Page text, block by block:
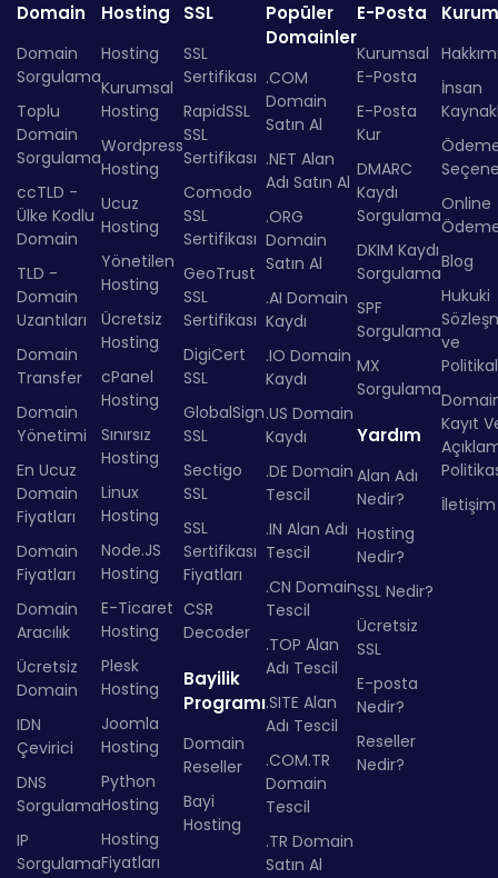
Domain
Domain
Sorgulama
Toplu
Domain
Sorgulama
ccTLD -
Ülke Kodlu
Domain
TLD -
Domain
Uzantıları
Domain
Transfer
Domain
Yönetimi
En Ucuz
Domain
Fiyatları
Domain
Fiyatları
Domain
Aracılık
Ücretsiz
Domain
IDN
Çevirici
DNS
Sorgulama
IP
Sorgulama
Hosting
Hosting
Kurumsal
Hosting
Wordpress
Hosting
Ucuz
Hosting
Yönetilen
Hosting
Ücretsiz
Hosting
cPanel
Hosting
Sınırsız
Hosting
Linux
Hosting
Node.JS
Hosting
E-Ticaret
Hosting
Plesk
Hosting
Joomla
Hosting
Python
Hosting
Hosting
Fiyatları
SSL
SSL
Sertifikası
RapidSSL
SSL
Sertifikası
Comodo
SSL
Sertifikası
GeoTrust
SSL
Sertifikası
DigiCert
SSL
GlobalSign
SSL
Sectigo
SSL
SSL
Sertifikası
Fiyatları
CSR
Decoder
Bayilik
Programı
Domain
Reseller
Bayi
Hosting
Popüler
Domainler
.COM
Domain
Satın Al
.NET Alan
Adı Satın Al
.ORG
Domain
Satın Al
.AI Domain
Kaydı
.IO Domain
Kaydı
.US Domain
Kaydı
.DE Domain
Tescil
.IN Alan Adı
Tescil
.CN Domain
Tescil
.TOP Alan
Adı Tescil
.SITE Alan
Adı Tescil
.COM.TR
Domain
Tescil
.TR Domain
Satın Al
E-Posta
Kurumsal
E-Posta
E-Posta
Kur
DMARC
Kaydı
Sorgulama
DKIM Kaydı
Sorgulama
SPF
Sorgulama
MX
Sorgulama
Yardım
Alan Adı
Nedir?
Hosting
Nedir?
SSL Nedir?
Ücretsiz
SSL
E-posta
Nedir?
Reseller
Nedir?
İnsan
Online
Blog
Hukuki
ve
Kayıt
İletişim